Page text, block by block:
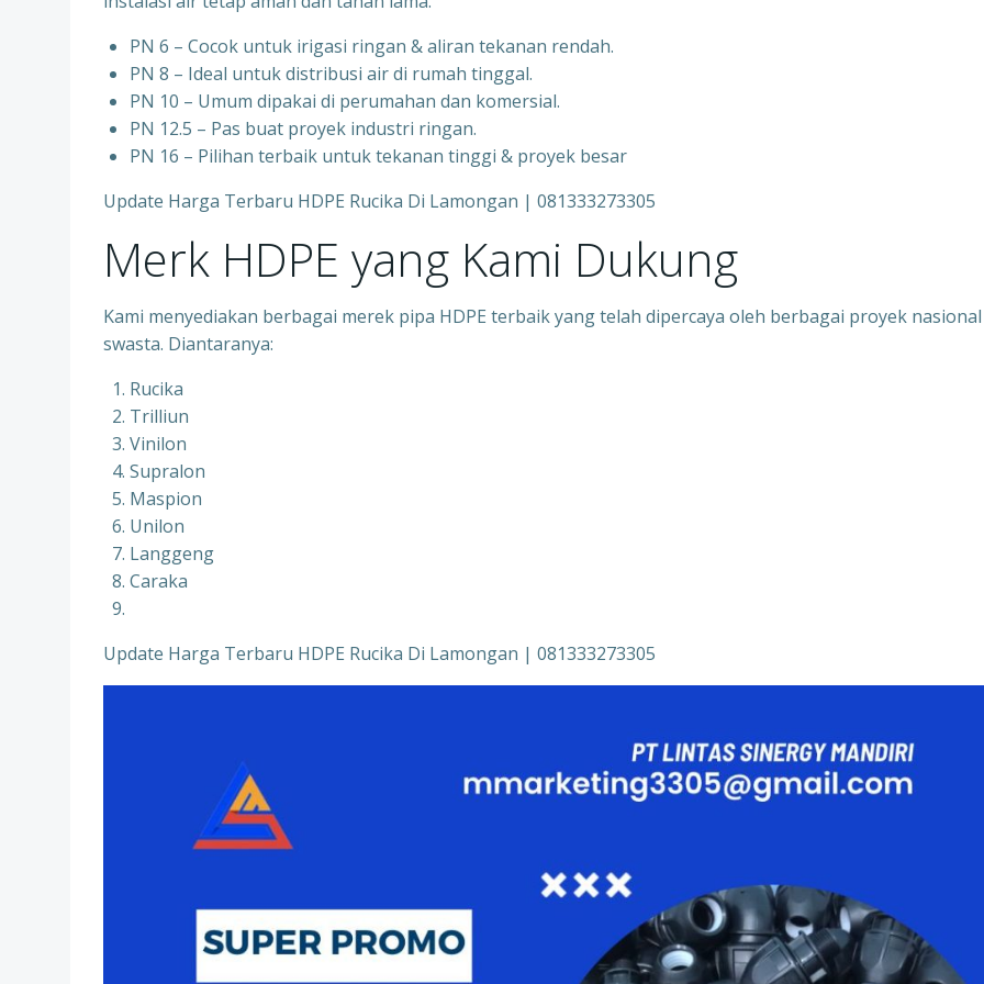
PN 6 – Cocok untuk irigasi ringan & aliran tekanan rendah.
PN 8 – Ideal untuk distribusi air di rumah tinggal.
PN 10 – Umum dipakai di perumahan dan komersial.
PN 12.5 – Pas buat proyek industri ringan.
PN 16 – Pilihan terbaik untuk tekanan tinggi & proyek besar
Update Harga Terbaru HDPE Rucika Di Lamongan | 081333273305
Merk HDPE yang Kami Dukung
Kami menyediakan berbagai merek pipa HDPE terbaik yang telah dipercaya oleh berbagai proyek
swasta. Diantaranya:
Rucika
Trilliun
Vinilon
Supralon
Maspion
Unilon
Langgeng
Caraka
Update Harga Terbaru HDPE Rucika Di Lamongan | 081333273305